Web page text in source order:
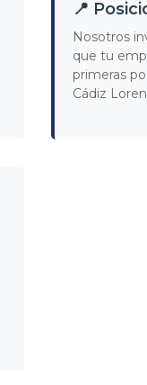
📍
Nosotros
que tu
primeras
Cádiz